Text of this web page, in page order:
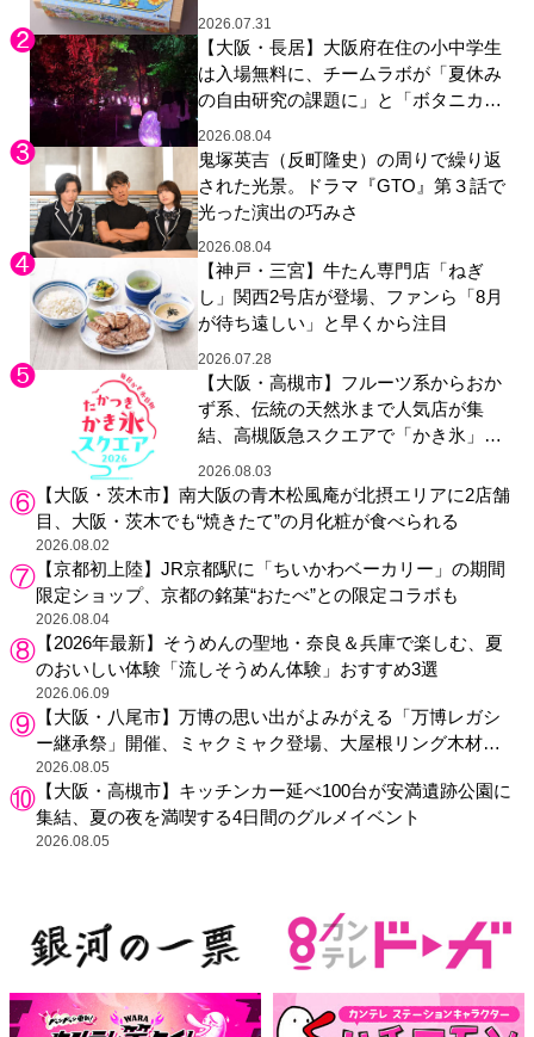
やグッズが登場
2026.07.31
【大阪・長居】大阪府在住の小中学生
は入場無料に、チームラボが「夏休み
の自由研究の課題に」と「ボタニカル
ガーデン 大阪」へ招待
2026.08.04
鬼塚英吉（反町隆史）の周りで繰り返
された光景。ドラマ『GTO』第３話で
光った演出の巧みさ
2026.08.04
【神戸・三宮】牛たん専門店「ねぎ
し」関西2号店が登場、ファンら「8月
が待ち遠しい」と早くから注目
2026.07.28
【大阪・高槻市】フルーツ系からおか
ず系、伝統の天然氷まで人気店が集
結、高槻阪急スクエアで「かき氷」祭
り
2026.08.03
【大阪・茨木市】南大阪の青木松風庵が北摂エリアに2店舗
目、大阪・茨木でも“焼きたて”の月化粧が食べられる
2026.08.02
【京都初上陸】JR京都駅に「ちいかわベーカリー」の期間
限定ショップ、京都の銘菓“おたべ”との限定コラボも
2026.08.04
【2026年最新】そうめんの聖地・奈良＆兵庫で楽しむ、夏
のおいしい体験「流しそうめん体験」おすすめ3選
2026.06.09
【大阪・八尾市】万博の思い出がよみがえる「万博レガシ
ー継承祭」開催、ミャクミャク登場、大屋根リング木材展
示も
2026.08.05
【大阪・高槻市】キッチンカー延べ100台が安満遺跡公園に
集結、夏の夜を満喫する4日間のグルメイベント
2026.08.05